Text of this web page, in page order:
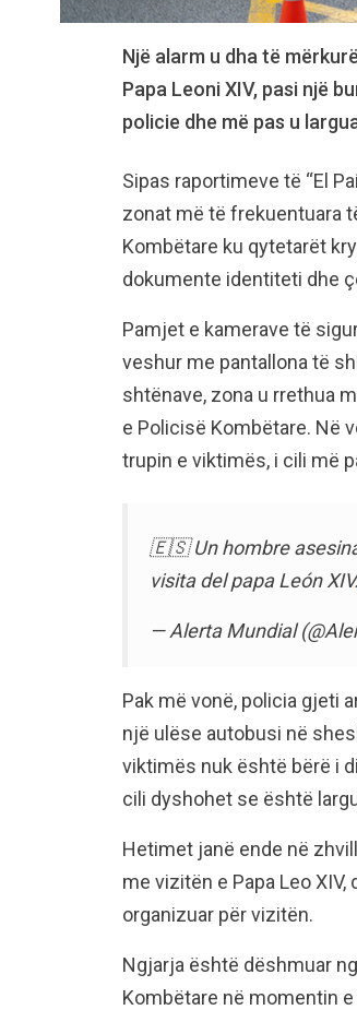
Një alarm u dha të
Papa Leoni XIV, pasi një
policie dhe më pas u
Sipas raportimeve të “El
zonat më të frekuentuara
Kombëtare ku qytetarët
dokumente identiteti dhe
Pamjet e kamerave të
veshur me pantallona të
shtënave, zona u rrethua
e Policisë Kombëtare. Në
trupin e viktimës, i cili më
🇪🇸 Un hombre
visita del papa León
— Alerta Mundial
Pak më vonë, policia gjeti
një ulëse autobusi në
viktimës nuk është bërë i
cili dyshohet se është
Hetimet janë ende në
me vizitën e Papa Leo
organizuar për vizitën.
Ngjarja është dëshmuar
Kombëtare në momentin